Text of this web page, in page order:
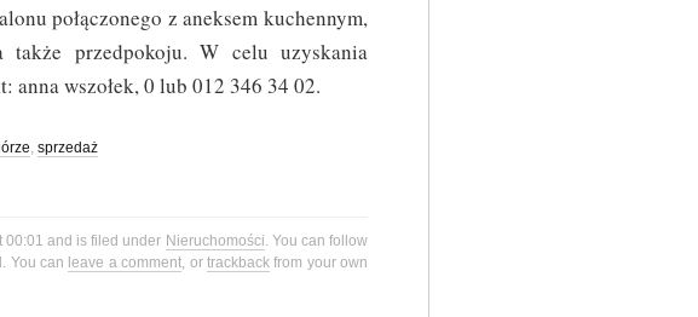
połączonego z aneksem kuchennym,
także przedpokoju. W celu uzyskania
wszołek, 0 lub 012 346 34 02.
, sprzedaż
00:01 and is filed under Nieruchomości. You can follow
You can leave a comment, or trackbackfrom your own